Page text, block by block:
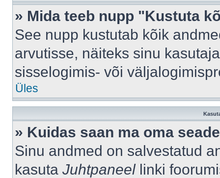
» Mida teeb nupp "Kustuta
See nupp kustutab kõik
arvutisse, näiteks sinu
sisselogimis- või
Üles
» Kuidas saan ma oma
Sinu andmed on salvestatud
kasuta Juhtpaneellinki